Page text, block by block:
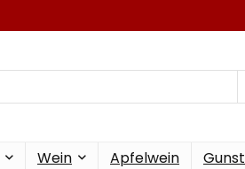
Wein Apfelwein Gunst